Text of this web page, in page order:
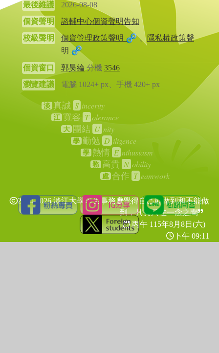
最後維護
2026-08-08
個資聲明
諮輔中心個資聲明告知
校級聲明
個資管理政策聲明 、 隱私權政策聲
明
個資窗口 郭昊綸 分機 3546
瀏覽建議
電腦 1024+ px、手機 420+ px
淡 真誠 S incerity
江 寬容 T olerance
大 團結 U nity
學 勤勉 D iligence
學 熱情 E nthusiasm
務 高貴 N obility
處 合作 T eamwork
2024-2026 淡江大學學生事務處覺得自己能做到和不能做
到，其實只在一念之間
丙午 115年8月8日(六)
下午 09:11